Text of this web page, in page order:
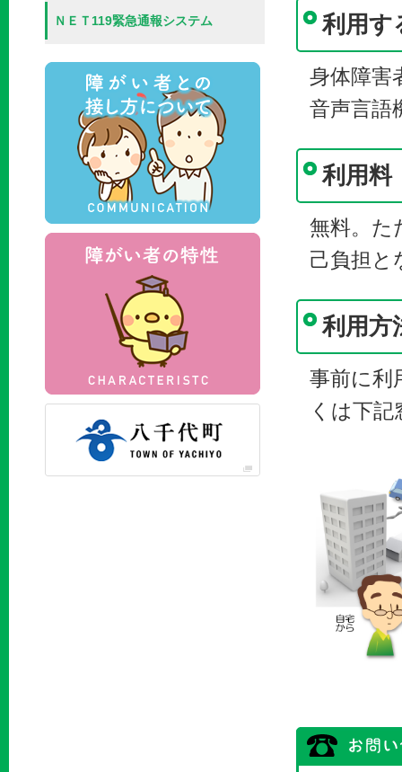
ＮＥＴ119緊急通報システム
障がい者との接し方に
障がい者の特性
八千代町公式サイト
利用す
身体障害
音声言語
利用料
無料。た
己負担と
利用方
事前に利
くは下